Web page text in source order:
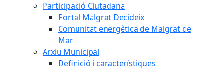
Participació Ciutadana
Portal Malgrat Decideix
Comunitat energètica de Malgrat de
Mar
Arxiu Municipal
Definició i característiques